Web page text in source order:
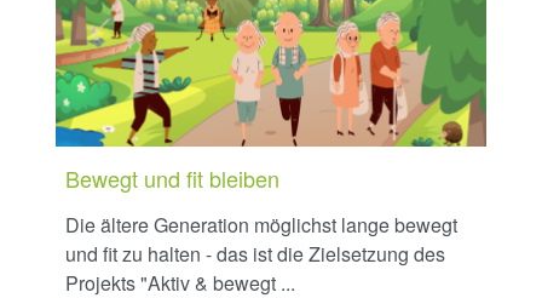
Bewegt und fit bleiben
Die ältere Generation möglichst lange bewegt
und fit zu halten - das ist die Zielsetzung des
Projekts "Aktiv & bewegt ...